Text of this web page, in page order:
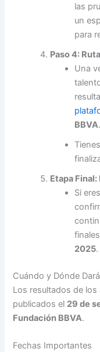
las
un
para
Paso 4:
Una
BBVA.
Etapa
Si
2025.
Cuándo y Dónde
Los resultados de
publicados el 29 de
Fundación BBVA.
Fechas Importantes